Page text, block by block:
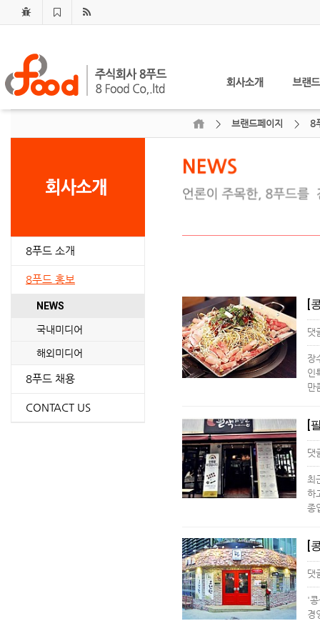
브랜드페이지 8
8푸드 소개
8푸드 홍보
NEWS
국내미디어
해외미디어
8푸드 채용
CONTACT US
[
댓
장
인
만
[
댓
최
하
종
[
댓
'콩
경